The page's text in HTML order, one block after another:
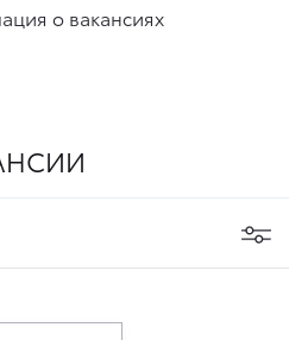
о вакансиях